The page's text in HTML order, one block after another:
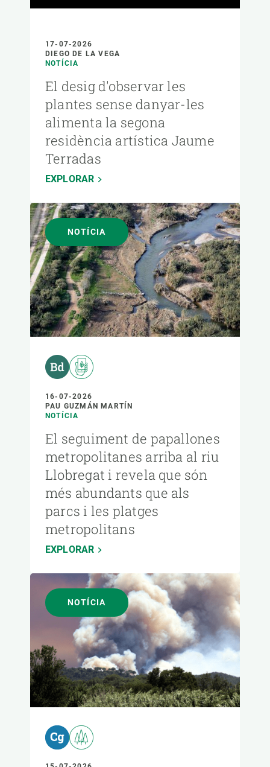
17-07-2026
DIEGO DE LA VEGA
NOTÍCIA
El desig d'observar les
plantes sense danyar-les
alimenta la segona
residència artística Jaume
Terradas
EXPLORAR
NOTÍCIA
16-07-2026
PAU GUZMÁN MARTÍN
NOTÍCIA
El seguiment de papallones
metropolitanes arriba al riu
Llobregat i revela que són
més abundants que als
parcs i les platges
metropolitans
EXPLORAR
NOTÍCIA